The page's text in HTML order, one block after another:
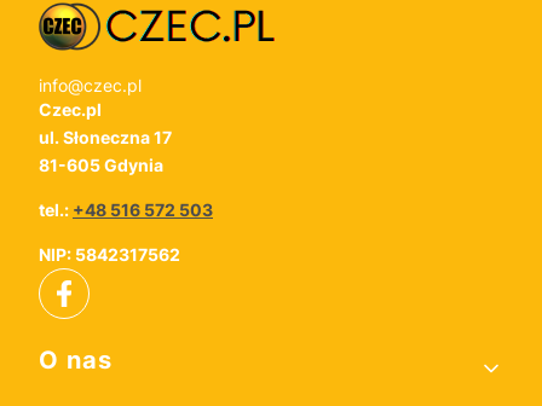
info@czec.pl
Czec.pl
ul. Słoneczna 17
81-605 Gdynia
tel.: +48 516 572 503
NIP: 5842317562
Linki w stopce
O nas